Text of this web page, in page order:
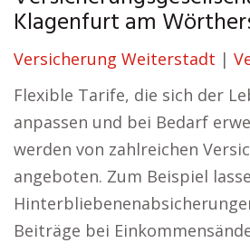
Klagenfurt am
Versicherung Weiterstadt |
Flexible Tarife, die sich der
anpassen und bei Bedarf
werden von zahlreichen
angeboten. Zum Beispiel
Beiträge bei